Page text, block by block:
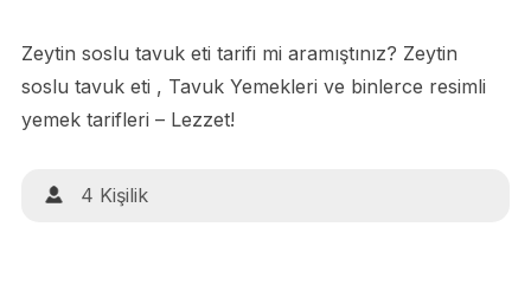
Zeytin soslu tavuk eti tarifi mi aramıştınız? Zeytin
soslu tavuk eti , Tavuk Yemekleri ve binlerce resimli
yemek tarifleri – Lezzet!
4 Kişilik